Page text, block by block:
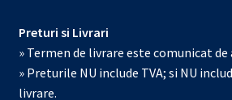
Preturi si Livrari
» Termen de livrare este comunicat
» Preturile NU include TVA; si NU
livrare.